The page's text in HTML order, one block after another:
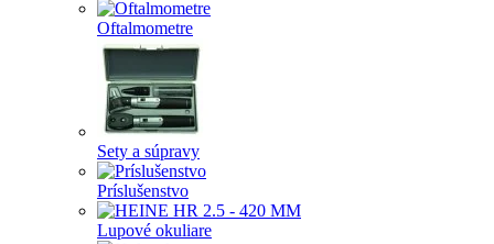
Oftalmometre
Sety a súpravy
Príslušenstvo
Lupové okuliare